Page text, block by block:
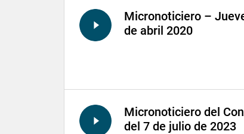
Micronoticiero –
de abril 2020
Micronoticiero del
del 7 de julio de 2023